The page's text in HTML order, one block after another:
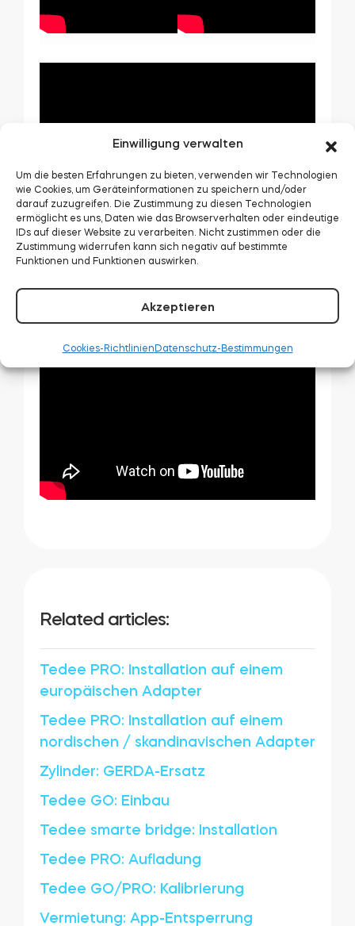
Einwilligung verwalten
Um die besten Erfahrungen zu bieten, verwenden wir Technologien
wie Cookies, um Geräteinformationen zu speichern und/oder
darauf zuzugreifen. Die Zustimmung zu diesen Technologien
ermöglicht es uns, Daten wie das Browserverhalten oder eindeutige
IDs auf dieser Website zu verarbeiten. Nicht zustimmen oder die
Zustimmung widerrufen kann sich negativ auf bestimmte
Funktionen und Funktionen auswirken.
Akzeptieren
Cookies-Richtlinien Datenschutz-Bestimmungen
Related articles:
Tedee PRO: Installation auf einem
europäischen Adapter
Tedee PRO: Installation auf einem
nordischen / skandinavischen Adapter
Zylinder: GERDA-Ersatz
Tedee GO: Einbau
Tedee smarte bridge: Installation
Tedee PRO: Aufladung
Tedee GO/PRO: Kalibrierung
Vermietung: App-Entsperrung